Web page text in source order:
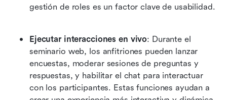
Ejecutar interacciones en vivo: Durante el
seminario web, los anfitriones pueden lanzar
encuestas, moderar sesiones de preguntas y
respuestas, y habilitar el chat para interactuar
con los participantes. Estas funciones ayudan a